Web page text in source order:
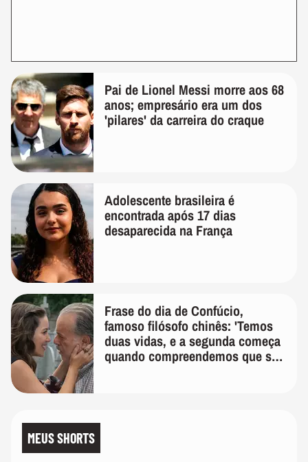
Pai de Lionel Messi morre aos 68
anos; empresário era um dos
'pilares' da carreira do craque
Adolescente brasileira é
encontrada após 17 dias
desaparecida na França
Frase do dia de Confúcio,
famoso filósofo chinês: 'Temos
duas vidas, e a segunda começa
quando compreendemos que só
MEUS SHORTS